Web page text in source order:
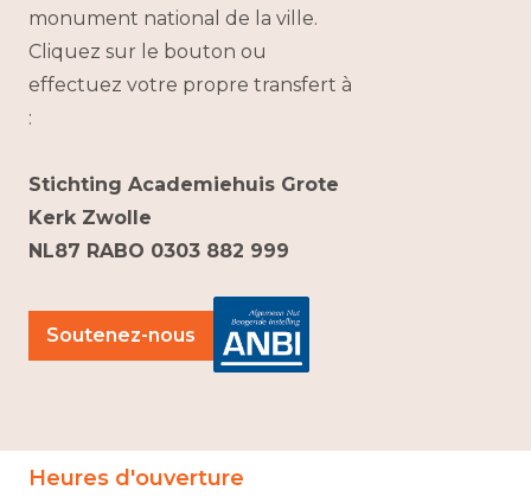
Heures d'ouverture
monument national de la ville.
Cliquez sur le bouton ou
effectuez votre propre transfert à
:
Stichting Academiehuis Grote
Kerk Zwolle
NL87 RABO 0303 882 999
Soutenez-nous